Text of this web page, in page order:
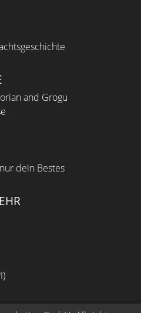
and Grogu
dein Bestes